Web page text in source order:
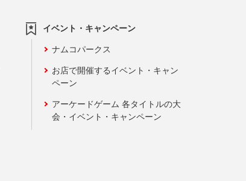
イベント・キャンペーン
ナムコパークス
お店で開催するイベント・キャン
ペーン
アーケードゲーム 各タイトルの大
会・イベント・キャンペーン